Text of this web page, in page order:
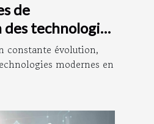
de
technologies
géométrie et
constante évolution,
modernes en